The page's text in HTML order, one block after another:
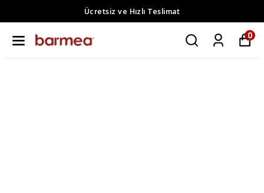
Ücretsiz ve Hızlı Teslimat
0